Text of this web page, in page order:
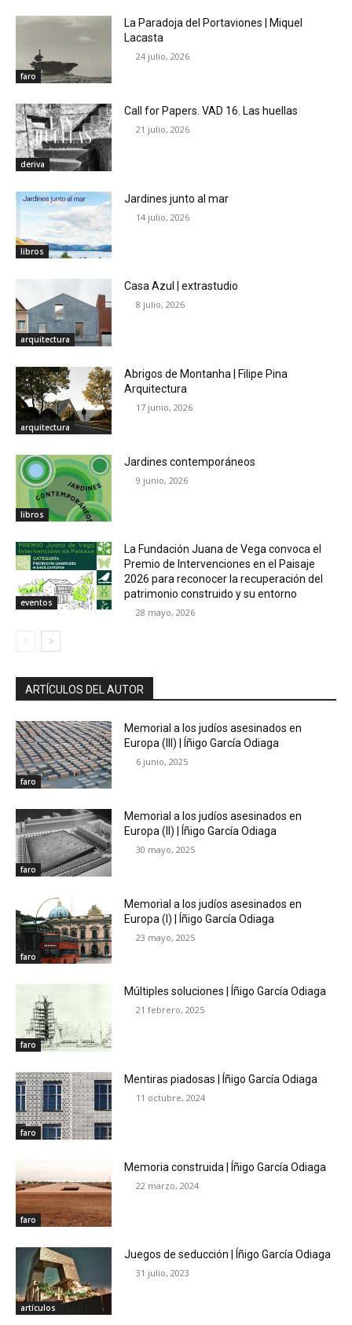
faro
La Paradoja del Portaviones | Miquel
Lacasta
24 julio, 2026
deriva
Call for Papers. VAD 16. Las huellas
21 julio, 2026
libros
Jardines junto al mar
14 julio, 2026
arquitectura
Casa Azul | extrastudio
8 julio, 2026
arquitectura
Abrigos de Montanha | Filipe Pina
Arquitectura
17 junio, 2026
libros
Jardines contemporáneos
9 junio, 2026
eventos
La Fundación Juana de Vega convoca el
Premio de Intervenciones en el Paisaje
2026 para reconocer la recuperación del
patrimonio construido y su entorno
28 mayo, 2026
ARTÍCULOS DEL AUTOR
faro
Memorial a los judíos asesinados en
Europa (III) | Íñigo García Odiaga
6 junio, 2025
faro
Memorial a los judíos asesinados en
Europa (II) | Íñigo García Odiaga
30 mayo, 2025
faro
Memorial a los judíos asesinados en
Europa (I) | Íñigo García Odiaga
23 mayo, 2025
faro
Múltiples soluciones | Íñigo García Odiaga
21 febrero, 2025
faro
Mentiras piadosas | Íñigo García Odiaga
11 octubre, 2024
faro
Memoria construida | Íñigo García Odiaga
22 marzo, 2024
artículos
Juegos de seducción | Íñigo García Odiaga
31 julio, 2023